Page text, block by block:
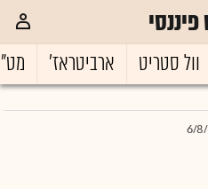
וול סטריט ארביטראז'
6/